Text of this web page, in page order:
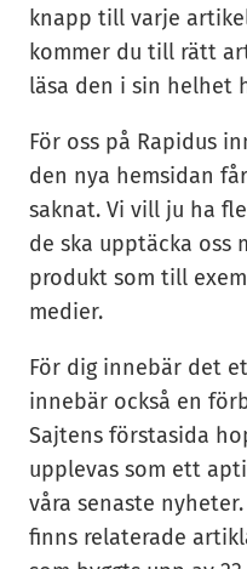
knapp till varje
kommer du till rätt
läsa den i sin helhet
För oss på Rapidus
den nya hemsidan
saknat. Vi vill ju ha
de ska upptäcka oss
produkt som till
medier.
För dig innebär det
innebär också en
Sajtens förstasida
upplevas som ett
våra senaste
finns relaterade